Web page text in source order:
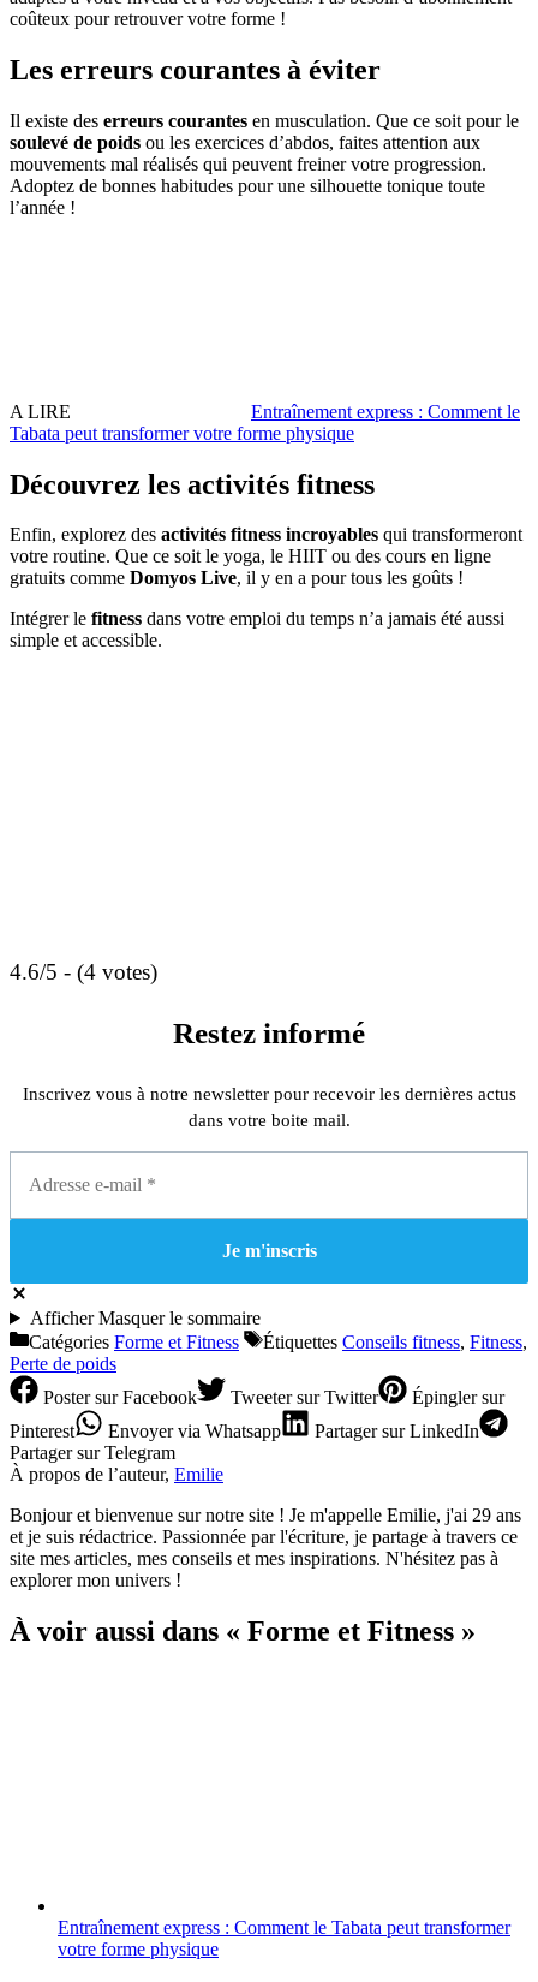
coûteux pour retrouver votre forme !
Les erreurs courantes à éviter
Il existe des erreurs courantes en musculation. Que ce soit pour le
soulevé de poids ou les exercices d’abdos, faites attention aux
mouvements mal réalisés qui peuvent freiner votre progression.
Adoptez de bonnes habitudes pour une silhouette tonique toute
l’année !
A LIRE
Entraînement express : Comment le
Tabata peut transformer votre forme physique
Découvrez les activités fitness
Enfin, explorez des activités fitness incroyables qui transformeront
votre routine. Que ce soit le yoga, le HIIT ou des cours en ligne
gratuits comme Domyos Live, il y en a pour tous les goûts !
Intégrer le fitness dans votre emploi du temps n’a jamais été aussi
simple et accessible.
4.6/5 - (4 votes)
Restez informé
Inscrivez vous à notre newsletter pour recevoir les dernières actus
dans votre boite mail.
AfficherMasquerle sommaire
Catégories Forme et Fitness Étiquettes Conseils fitness, Fitness,
Perte de poids
Postersur Facebook Tweetersur Twitter Épinglersur
Pinterest
Envoyervia Whatsapp Partagersur LinkedIn
Partagersur Telegram
À propos de l’auteur, Emilie
Bonjour et bienvenue sur notre site ! Je m'appelle Emilie, j'ai 29 ans
et je suis rédactrice. Passionnée par l'écriture, je partage à travers ce
site mes articles, mes conseils et mes inspirations. N'hésitez pas à
explorer mon univers !
À voir aussi dans « Forme et Fitness »
Entraînement express : Comment le Tabata peut transformer
votre forme physique